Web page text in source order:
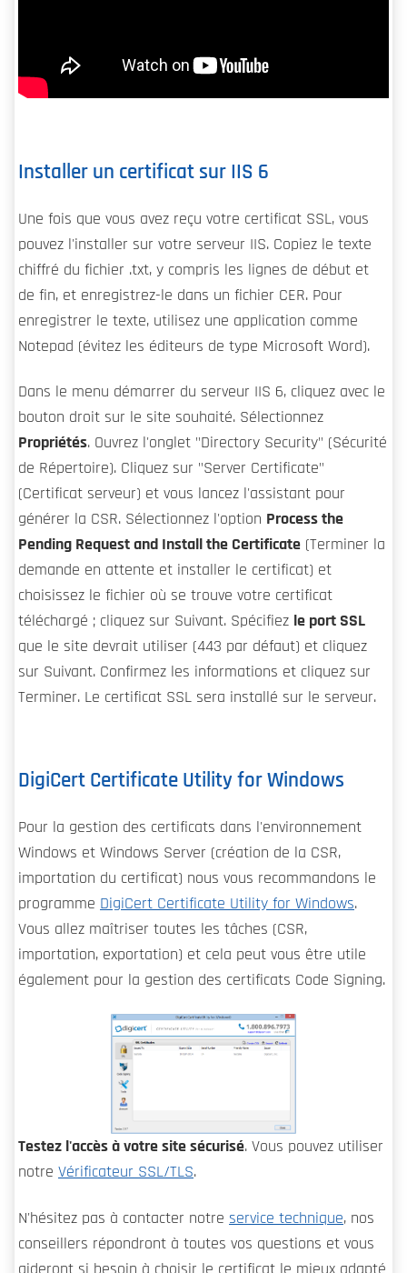
Installer un certificat sur IIS 6
Une fois que vous avez reçu votre certificat SSL, vous
pouvez l'installer sur votre serveur IIS. Copiez le texte
chiffré du fichier .txt, y compris les lignes de début et
de fin, et enregistrez-le dans un fichier CER. Pour
enregistrer le texte, utilisez une application comme
Notepad (évitez les éditeurs de type Microsoft Word).
Dans le menu démarrer du serveur IIS 6, cliquez avec le
bouton droit sur le site souhaité. Sélectionnez
Propriétés. Ouvrez l'onglet "Directory Security" (Sécurité
de Répertoire). Cliquez sur "Server Certificate"
(Certificat serveur) et vous lancez l'assistant pour
générer la CSR. Sélectionnez l'option Process the
Pending Request and Install the Certificate (Terminer la
demande en attente et installer le certificat) et
choisissez le fichier où se trouve votre certificat
téléchargé ; cliquez sur Suivant. Spécifiez le port SSL
que le site devrait utiliser (443 par défaut) et cliquez
sur Suivant. Confirmez les informations et cliquez sur
Terminer. Le certificat SSL sera installé sur le serveur.
DigiCert Certificate Utility for Windows
Pour la gestion des certificats dans l'environnement
Windows et Windows Server (création de la CSR,
importation du certificat) nous vous recommandons le
programme DigiCert Certificate Utility for Windows.
Vous allez maîtriser toutes les tâches (CSR,
importation, exportation) et cela peut vous être utile
également pour la gestion des certificats Code Signing.
Testez l'accès à votre site sécurisé. Vous pouvez utiliser
notre Vérificateur SSL/TLS.
N'hésitez pas à contacter notre service technique, nos
conseillers répondront à toutes vos questions et vous
aideront si besoin à choisir le certificat le mieux adapté